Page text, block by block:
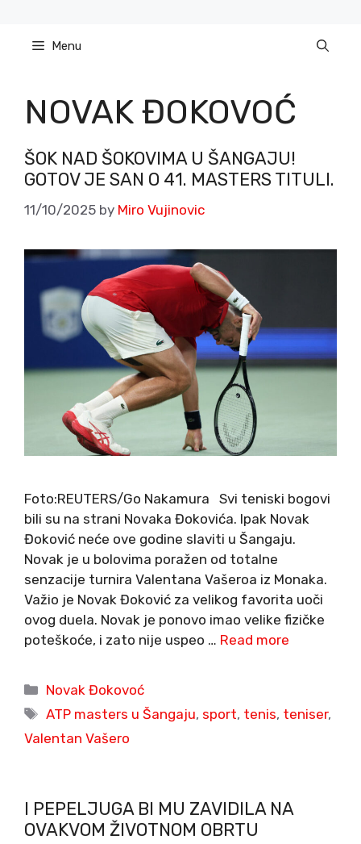
content Menu
NOVAK ĐOKOVOĆ
ŠOK NAD ŠOKOVIMA U ŠANGAJU!
GOTOV JE SAN O 41. MASTERS TITULI.
11/10/2025 by Miro Vujinovic
Foto:REUTERS/Go Nakamura Svi teniski bogovi
bili su na strani Novaka Đokovića. Ipak Novak
Đoković neće ove godine slaviti u Šangaju.
Novak je u bolovima poražen od totalne
senzacije turnira Valentana Vašeroa iz Monaka.
Važio je Novak Đoković za velikog favorita uoči
ovog duela. Novak je ponovo imao velike fizičke
poteškoće, i zato nije uspeo … Read more
Categories
Novak Đokovoć
Tags
ATP masters u Šangaju, sport, tenis, teniser,
Valentan Vašero
I PEPELJUGA BI MU ZAVIDILA NA
OVAKVOM ŽIVOTNOM OBRTU